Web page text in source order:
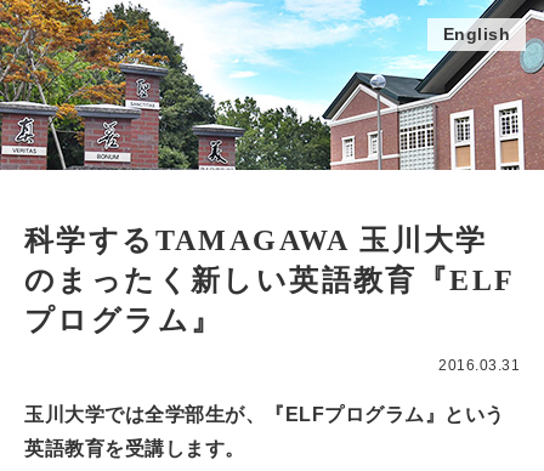
English
科学するTAMAGAWA 玉川大学
のまったく新しい英語教育『ELF
プログラム』
2016.03.31
玉川大学では全学部生が、『ELFプログラム』という
英語教育を受講します。